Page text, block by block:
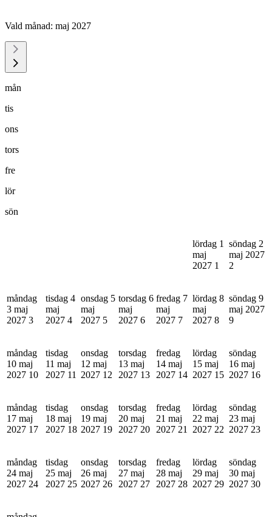
Vald månad: maj 2027
mån
tis
ons
tors
fre
lör
sön
lördag 1
maj
2027 1
söndag 2
maj 2027
2
måndag
3 maj
2027 3
tisdag 4
maj
2027 4
onsdag 5
maj
2027 5
torsdag 6
maj
2027 6
fredag 7
maj
2027 7
lördag 8
maj
2027 8
söndag 9
maj 2027
9
måndag
10 maj
2027 10
tisdag
11 maj
2027 11
onsdag
12 maj
2027 12
torsdag
13 maj
2027 13
fredag
14 maj
2027 14
lördag
15 maj
2027 15
söndag
16 maj
2027 16
måndag
17 maj
2027 17
tisdag
18 maj
2027 18
onsdag
19 maj
2027 19
torsdag
20 maj
2027 20
fredag
21 maj
2027 21
lördag
22 maj
2027 22
söndag
23 maj
2027 23
måndag
24 maj
2027 24
tisdag
25 maj
2027 25
onsdag
26 maj
2027 26
torsdag
27 maj
2027 27
fredag
28 maj
2027 28
lördag
29 maj
2027 29
söndag
30 maj
2027 30